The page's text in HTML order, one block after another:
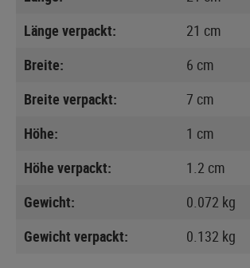
Länge verpackt:
21 cm
Breite:
6 cm
Breite verpackt:
7 cm
Höhe:
1 cm
Höhe verpackt:
1.2 cm
Gewicht:
0.072 kg
Gewicht verpackt:
0.132 kg